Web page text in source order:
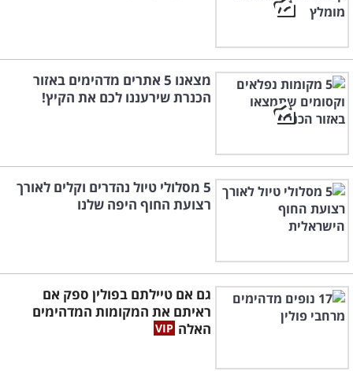
מצאנו 5 אתרים מדהימים באזור
הכנרת שירעננו לכם את הקיץ!
5 מסלולי טיול נהדרים וקלים לאורך
רצועת החוף היפה שלנו
גם אם טיילתם בפולין ספק אם
ראיתם את המקומות המדהימים
האלה